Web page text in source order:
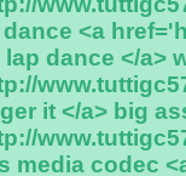
dance <a
dance </a>
it </a> big
media codec